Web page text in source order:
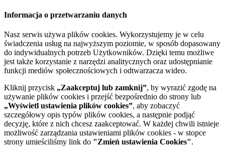
Informacja o przetwarzaniu danych
Nasz serwis używa plików cookies. Wykorzystujemy je w celu
świadczenia usług na najwyższym poziomie, w sposób dopasowany
do indywidualnych potrzeb Użytkowników. Dzięki temu możliwe
jest także korzystanie z narzędzi analitycznych oraz udostępnianie
funkcji mediów społecznościowych i odtwarzacza wideo.
Kliknij przycisk „Zaakceptuj lub zamknij”, by wyrazić zgodę na
używanie plików cookies i przejść bezpośrednio do strony lub
„Wyświetl ustawienia plików cookies”, aby zobaczyć
szczegółowy opis typów plików cookies, a następnie podjąć
decyzję, które z nich chcesz zaakceptować. W każdej chwili istnieje
możliwość zarządzania ustawieniami plików cookies - w stopce
strony umieściliśmy link do "Zmień ustawienia Cookies".